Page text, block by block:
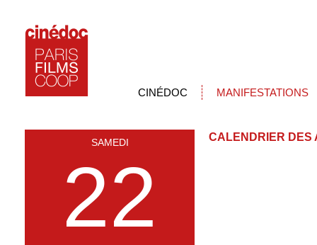
CINÉDOC MANIFESTATIONS
SAMEDI
22
CALENDRIER DES